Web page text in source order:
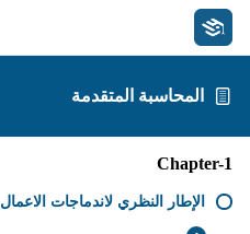
المحاسبة المتقدمة
Chapter-1
الإطار النظري لاندماجات الاعمال